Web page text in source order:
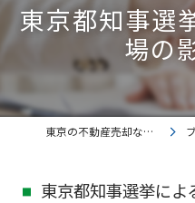
東京都知事選
場の
東京の不動産売却なら株式会社集英都市開発 ブログ
東京都知事選挙によ